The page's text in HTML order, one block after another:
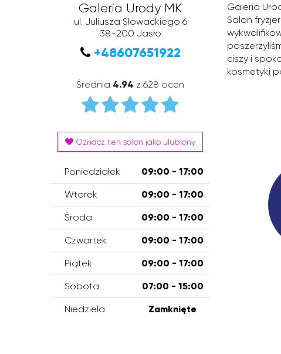
Galeria Urody MK
ul. Juliusza Słowackiego 6
38-200 Jasło
+48607651922
Średnia 4.94 z 628 ocen
Oznacz ten salon jako ulubiony
Poniedziałek 09:00 - 17:00
Wtorek 09:00 - 17:00
Środa 09:00 - 17:00
Czwartek 09:00 - 17:00
Piątek 09:00 - 17:00
Sobota 07:00 - 15:00
Niedziela Zamknięte
Galeria
Salon
ciszy i
kosmetyki